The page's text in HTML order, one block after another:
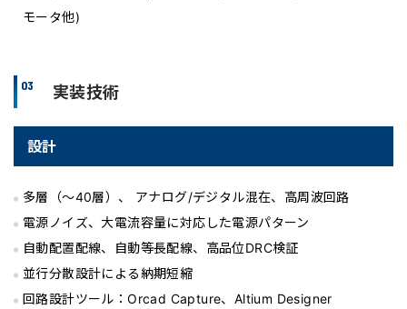
モータ他)
03 実装技術
設計
多層（～40層）、 アナログ/デジタル混在、高周波回路
電源ノイズ、大電流容量に対応した電源パターン
自動配置配線、自動等長配線、高品位DRC検証
並行分散設計による納期短縮
回路設計ツール：Orcad Capture、Altium Designer